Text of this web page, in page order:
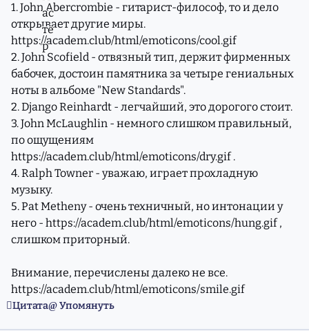
1. John Abercrombie - гитарист-философ, то и дело
открывает другие миры.
https://academ.club/html/emoticons/cool.gif
2. John Scofield - отвязный тип, держит фирменных
бабочек, достоин памятника за четыре гениальных
ноты в альбоме "New Standards".
2. Django Reinhardt - легчайший, это дорогого стоит.
3. John McLaughlin - немного слишком правильный,
по ощущениям
https://academ.club/html/emoticons/dry.gif.
4. Ralph Towner - уважаю, играет прохладную
музыку.
5. Pat Metheny - очень техничный, но интонации у
него - https://academ.club/html/emoticons/hung.gif,
слишком приторный.
Внимание, перечислены далеко не все.
https://academ.club/html/emoticons/smile.gif
Цитата Упомянуть